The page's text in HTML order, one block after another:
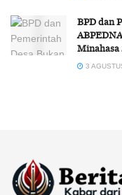
BPD dan
Minahasa
3